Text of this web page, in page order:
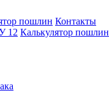
пошлин Контакты
12 Калькулятор пошлин